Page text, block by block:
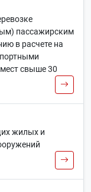
пассажирским
в расчете на
свыше 30
жилых и